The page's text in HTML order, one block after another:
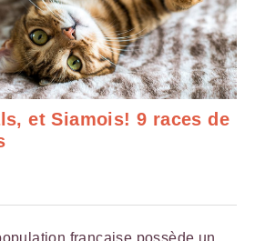
et Siamois! 9 races de